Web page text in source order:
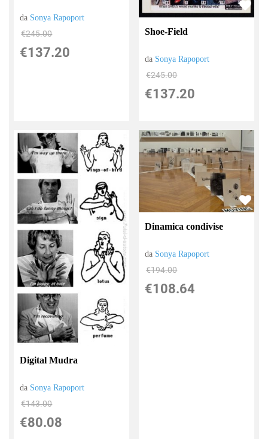
da Sonya Rapoport
€245.00
€137.20
Shoe-Field
da Sonya Rapoport
€245.00
€137.20
Digital Mudra
da Sonya Rapoport
€143.00
€80.08
Dinamica condivise
da Sonya Rapoport
€194.00
€108.64